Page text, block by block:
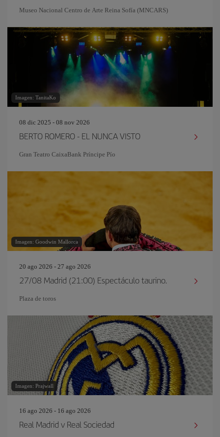
Museo Nacional Centro de Arte Reina Sofía (MNCARS)
Imagen: TanitaKo
08 dic 2025 - 08 nov 2026
BERTO ROMERO - EL NUNCA VISTO
Gran Teatro CaixaBank Príncipe Pío
Imagen: Goodwin Mallorca
20 ago 2026 - 27 ago 2026
27/08 Madrid (21:00) Espectáculo taurino.
Plaza de toros
Imagen: Prajwall
16 ago 2026 - 16 ago 2026
Real Madrid v Real Sociedad